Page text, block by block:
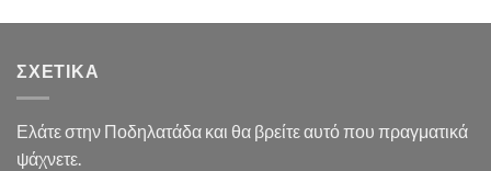
ΣΧΕΤΙΚΆ
Ελάτε στην Ποδηλατάδα και θα βρείτε αυτό που πραγματικά
ψάχνετε.